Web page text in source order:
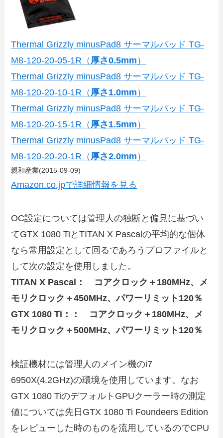
Thermal Grizzly minusPad8 サーマルパッド TG-
M8-120-20-05-1R（ 厚さ0.5mm ）
Thermal Grizzly minusPad8 サーマルパッド TG-
M8-120-20-10-1R（ 厚さ1.0mm ）
Thermal Grizzly minusPad8 サーマルパッド TG-
M8-120-20-15-1R（ 厚さ1.5mm ）
Thermal Grizzly minusPad8 サーマルパッド TG-
M8-120-20-20-1R（ 厚さ2.0mm ）
親和産業(2015-09-09)
Amazon.co.jpで詳細情報を見る
OC設定については管理人の独断と偏見に基づい
てGTX 1080 TiとTITAN X Pascalの平均的な個体
なら常用設定として回るであろうプロファイルと
して次の設定を使用しました。
TITAN X Pascal： コアクロック＋180MHz、メ
モリクロック＋450MHz、パワーリミット120％
GTX 1080 Ti：： コアクロック＋180MHz、メ
モリクロック＋500MHz、パワーリミット120％
検証機材には管理人のメイン機のi7
6950X(4.2GHz)の環境を使用しています。なお
GTX 1080 TiのデフォルトGPUクーラー時の測定
値については先日GTX 1080 Ti Foundeers Edition
をレビューした時のものを流用しているのでCPU